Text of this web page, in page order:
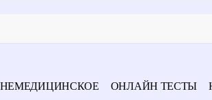
НЕМЕДИЦИНСКОЕ ОНЛАЙН ТЕСТЫ